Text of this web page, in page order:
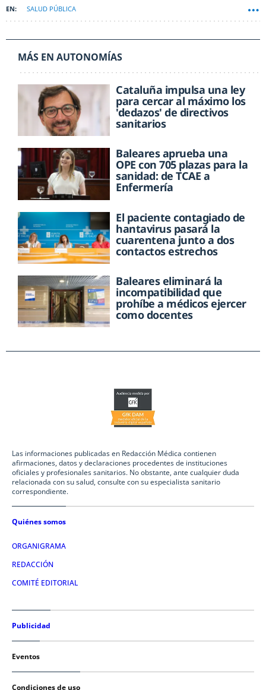
SALUD PÚBLICA
MÁS EN AUTONOMÍAS
Cataluña impulsa una ley
para cercar al máximo los
'dedazos' de directivos
sanitarios
Baleares aprueba una
OPE con 705 plazas para la
sanidad: de TCAE a
Enfermería
El paciente contagiado de
hantavirus pasará la
cuarentena junto a dos
contactos estrechos
Baleares eliminará la
incompatibilidad que
prohíbe a médicos ejercer
como docentes
Las informaciones publicadas en Redacción Médica contienen
afirmaciones, datos y declaraciones procedentes de instituciones
oficiales y profesionales sanitarios. No obstante, ante cualquier duda
relacionada con su salud, consulte con su especialista sanitario
correspondiente.
Quiénes somos
ORGANIGRAMA
REDACCIÓN
COMITÉ EDITORIAL
Publicidad
Eventos
Condiciones de uso